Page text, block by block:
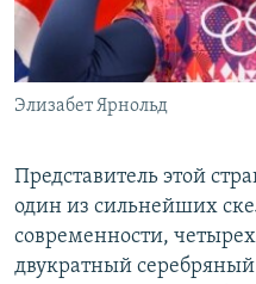
Элизабет Ярнольд
Представитель этой
один из сильнейших
современности,
двукратный